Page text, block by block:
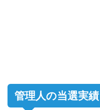
管理人の当選実績